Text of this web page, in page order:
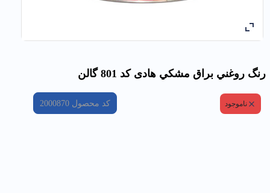
رنگ روغني براق مشكي هادی کد 801 گالن
ناموجود کد محصول 2000870